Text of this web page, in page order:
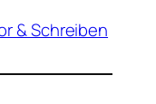
& Schreiben